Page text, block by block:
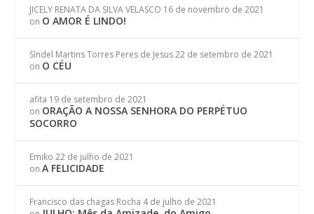
JICELY RENATA DA SILVA VELASCO 16 de novembro de 2021
on O AMOR É LINDO!
Síndel Martins Torres Peres de Jesus 22 de setembro de 2021
on O CÉU
afita 19 de setembro de 2021
on ORAÇÃO A NOSSA SENHORA DO PERPÉTUO
SOCORRO
Emiko 22 de julho de 2021
onA FELICIDADE
Francisco das chagas Rocha 4 de julho de 2021